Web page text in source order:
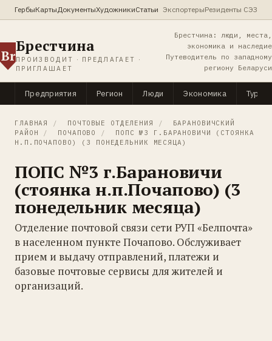
ГербыКартыДокументыХудожникиСтатьи ЭкспортерыРезиденты СЭЗ
Br
Брестчина
ПРОИЗВОДИТ · ПРЕДЛАГАЕТ ·
ПРИГЛАШАЕТ
Брестчина: люди, места,
экономика и наследие
Путеводитель по западному
региону Беларуси
Предприятия Регион Люди Экономика
ГЛАВНАЯ / ПОЧТОВЫЕ ОТДЕЛЕНИЯ /
БАРАНОВИЧСКИЙ
РАЙОН
/ ПОЧАПОВО /
ПОПС №3 Г.БАРАНОВИЧИ (СТОЯНКА
Н.П.ПОЧАПОВО) (3 ПОНЕДЕЛЬНИК МЕСЯЦА)
ПОПС №3 г.Барановичи
(стоянка н.п.Почапово) (3
понедельник месяца)
Отделение почтовой связи сети РУП «Белпочта»
в населенном пункте Почапово. Обслуживает
прием и выдачу отправлений, платежи и
базовые почтовые сервисы для жителей и
организаций.